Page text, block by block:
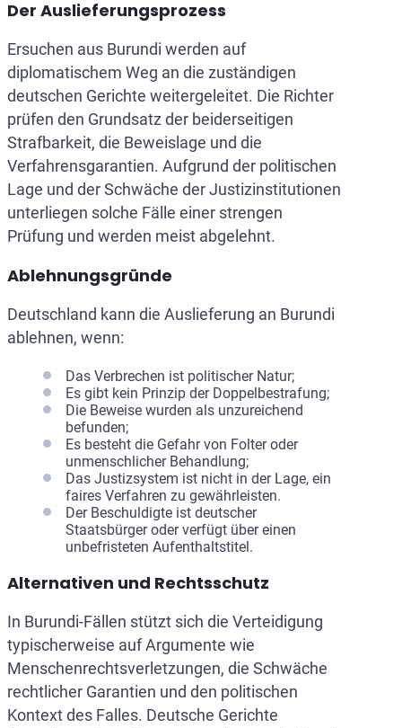
Der Auslieferungsprozess
Ersuchen aus Burundi werden auf
diplomatischem Weg an die zuständigen
deutschen Gerichte weitergeleitet. Die Richter
prüfen den Grundsatz der beiderseitigen
Strafbarkeit, die Beweislage und die
Verfahrensgarantien. Aufgrund der politischen
Lage und der Schwäche der Justizinstitutionen
unterliegen solche Fälle einer strengen
Prüfung und werden meist abgelehnt.
Ablehnungsgründe
Deutschland kann die Auslieferung an Burundi
ablehnen, wenn:
Das Verbrechen ist politischer Natur;
Es gibt kein Prinzip der Doppelbestrafung;
Die Beweise wurden als unzureichend
befunden;
Es besteht die Gefahr von Folter oder
unmenschlicher Behandlung;
Das Justizsystem ist nicht in der Lage, ein
faires Verfahren zu gewährleisten.
Der Beschuldigte ist deutscher
Staatsbürger oder verfügt über einen
unbefristeten Aufenthaltstitel.
Alternativen und Rechtsschutz
In Burundi-Fällen stützt sich die Verteidigung
typischerweise auf Argumente wie
Menschenrechtsverletzungen, die Schwäche
rechtlicher Garantien und den politischen
Kontext des Falles. Deutsche Gerichte